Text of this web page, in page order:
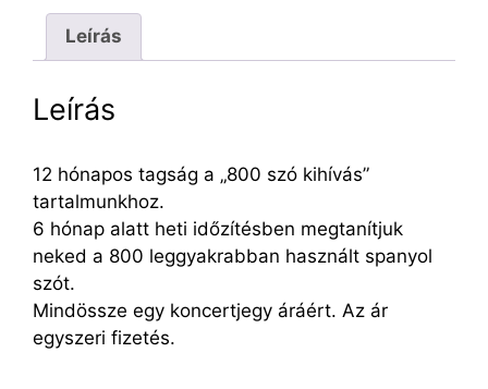
Leírás
Leírás
12 hónapos tagság a „800 szó kihívás”
tartalmunkhoz.
6 hónap alatt heti időzítésben megtanítjuk
neked a 800 leggyakrabban használt spanyol
szót.
Mindössze egy koncertjegy áráért. Az ár
egyszeri fizetés.